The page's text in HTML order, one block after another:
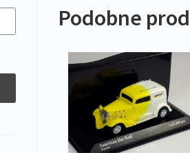
Podobne